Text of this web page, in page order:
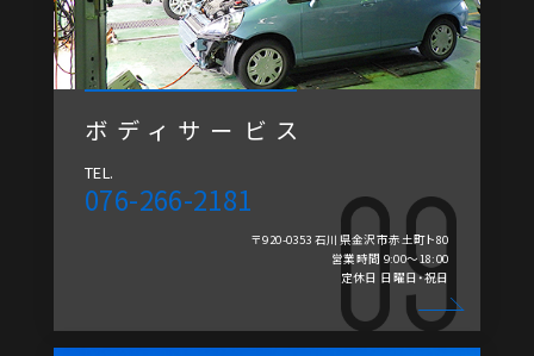
ボディサービス
TEL.
076-266-2181
〒920-0353 石川県金沢市赤土町ト80
営業時間 9:00～18:00
定休日 日曜日・祝日